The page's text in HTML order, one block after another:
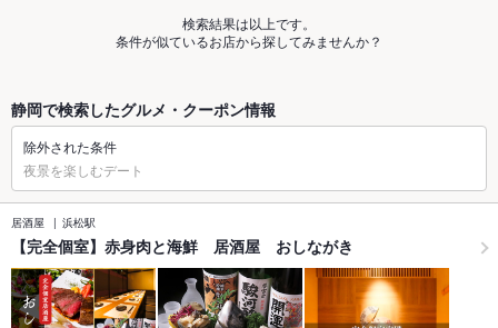
検索結果は以上です。
条件が似ているお店から探してみませんか？
静岡で検索したグルメ・クーポン情報
除外された条件
夜景を楽しむデート
居酒屋 浜松駅
【完全個室】赤身肉と海鮮 居酒屋 おしながき